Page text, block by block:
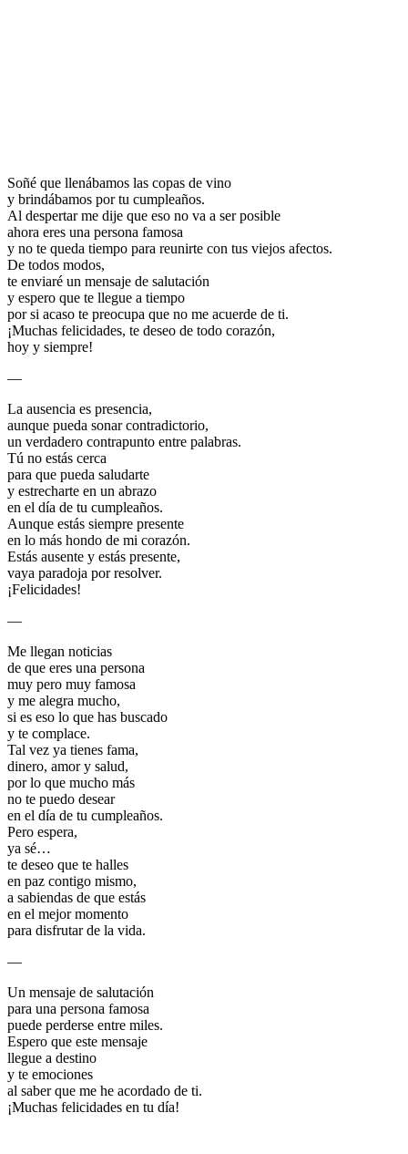
Soñé que llenábamos las copas de vino
y brindábamos por tu cumpleaños.
Al despertar me dije que eso no va a ser posible
ahora eres una persona famosa
y no te queda tiempo para reunirte con tus viejos afectos.
De todos modos,
te enviaré un mensaje de salutación
y espero que te llegue a tiempo
por si acaso te preocupa que no me acuerde de ti.
¡Muchas felicidades, te deseo de todo corazón,
hoy y siempre!
—
La ausencia es presencia,
aunque pueda sonar contradictorio,
un verdadero contrapunto entre palabras.
Tú no estás cerca
para que pueda saludarte
y estrecharte en un abrazo
en el día de tu cumpleaños.
Aunque estás siempre presente
en lo más hondo de mi corazón.
Estás ausente y estás presente,
vaya paradoja por resolver.
¡Felicidades!
—
Me llegan noticias
de que eres una persona
muy pero muy famosa
y me alegra mucho,
si es eso lo que has buscado
y te complace.
Tal vez ya tienes fama,
dinero, amor y salud,
por lo que mucho más
no te puedo desear
en el día de tu cumpleaños.
Pero espera,
ya sé…
te deseo que te halles
en paz contigo mismo,
a sabiendas de que estás
en el mejor momento
para disfrutar de la vida.
—
Un mensaje de salutación
para una persona famosa
puede perderse entre miles.
Espero que este mensaje
llegue a destino
y te emociones
al saber que me he acordado de ti.
¡Muchas felicidades en tu día!